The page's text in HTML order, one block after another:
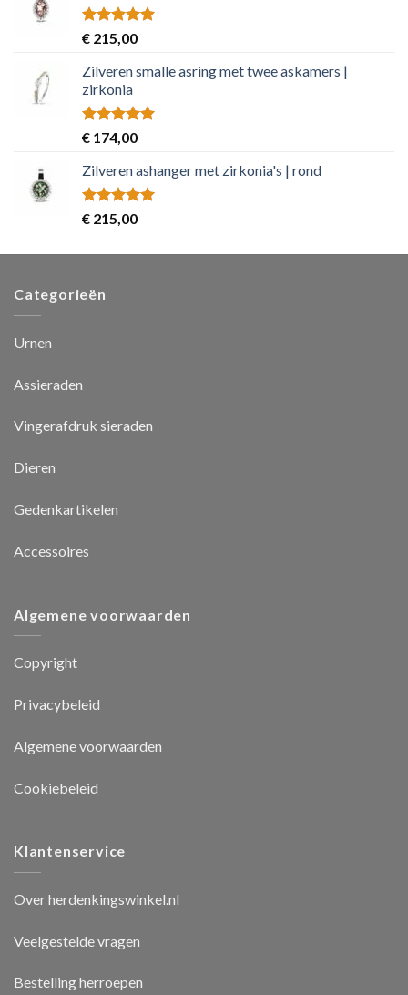
Rated5.00
out of 5
€ 215,00
Zilveren smalle asring met twee askamers |
zirkonia
Rated5.00
out of 5
€ 174,00
Zilveren ashanger met zirkonia's | rond
Rated5.00
out of 5
€ 215,00
Categorieën
Urnen
Assieraden
Vingerafdruk sieraden
Dieren
Gedenkartikelen
Accessoires
Algemene voorwaarden
Copyright
Privacybeleid
Algemene voorwaarden
Cookiebeleid
Klantenservice
Over herdenkingswinkel.nl
Veelgestelde vragen
Bestelling herroepen